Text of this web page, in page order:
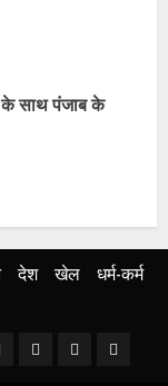
के साथ पंजाब के
देश खेल
धर्म-कर्म
मौसम शिक्षा अन्य